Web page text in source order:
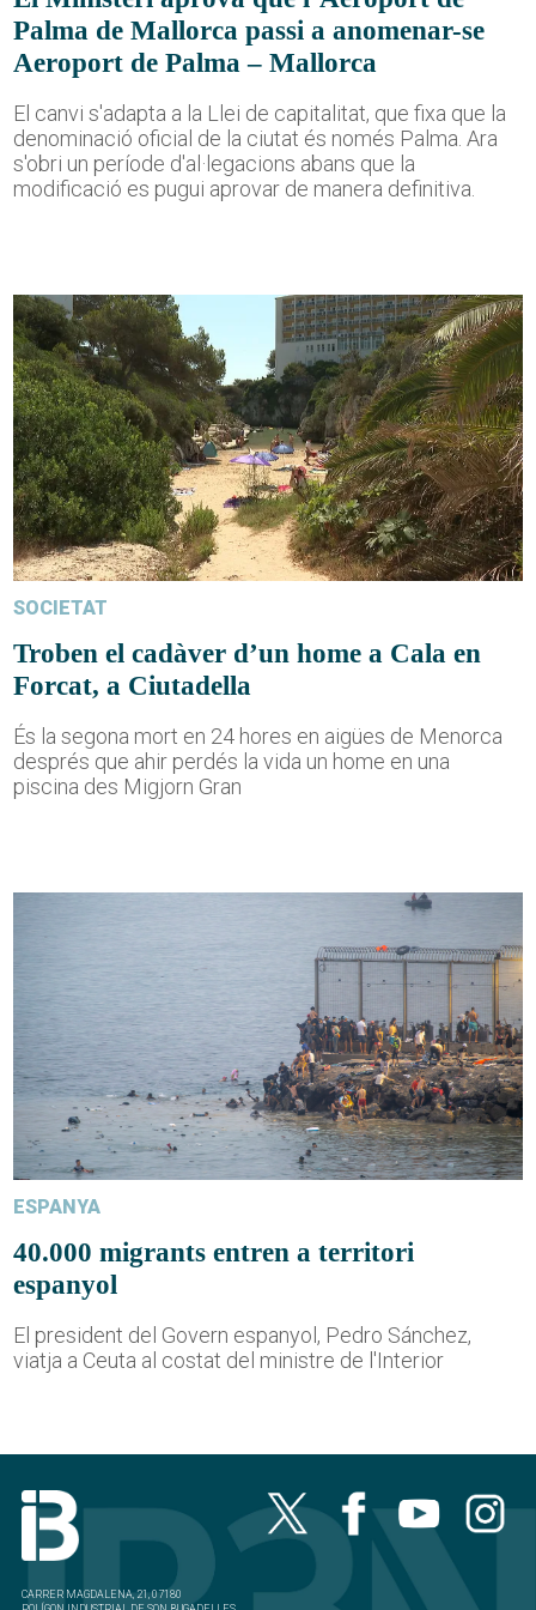
Palma de Mallorca passi a anomenar-se
Aeroport de Palma – Mallorca
El canvi s'adapta a la Llei de capitalitat, que fixa que la
denominació oficial de la ciutat és només Palma. Ara
s'obri un període d'al·legacions abans que la
modificació es pugui aprovar de manera definitiva.
SOCIETAT
Troben el cadàver d’un home a Cala en
Forcat, a Ciutadella
És la segona mort en 24 hores en aigües de Menorca
després que ahir perdés la vida un home en una
piscina des Migjorn Gran
ESPANYA
40.000 migrants entren a territori
espanyol
El president del Govern espanyol, Pedro Sánchez,
viatja a Ceuta al costat del ministre de l'Interior
CARRER MAGDALENA, 21, 07180